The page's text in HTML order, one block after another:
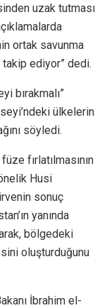
uzak tutması
ortak savunma
ediyor” dedi.
bırakmalı”
ülkelerin
söyledi.
fırlatılmasının
Husi
sonuç
yanında
bölgedeki
oluşturduğunu
İbrahim el-